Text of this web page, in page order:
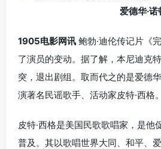
爱德华·诺
1905电影网讯 鲍勃·迪伦传记片《
了演员的变动。据了解，本尼迪克
突，退出剧组。取而代之的是爱德
演著名民谣歌手、活动家皮特·西格。
皮特·西格是美国民歌歌唱家，是他
普及。其以歌唱世界大同、和平、